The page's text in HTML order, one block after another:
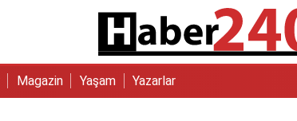
Magazin Yaşam Yazarlar